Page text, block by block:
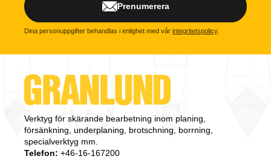
Prenumerera
Dina personuppgifter behandlas i enlighet med vår integritetspolicy.
Verktyg för skärande bearbetning inom planing,
försänkning, underplaning, brotschning, borrning,
specialverktyg mm.
Telefon: +46-16-167200